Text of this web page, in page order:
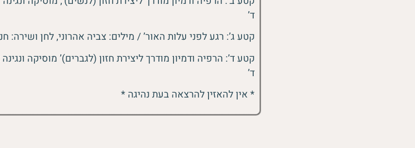
ד’
קטע ג’: רגע לפני עלות האור’ / מילים: צביה אהרוני, לחן ושירה: חני
ד’
* אין להאזין להרצאה בעת נהיגה *